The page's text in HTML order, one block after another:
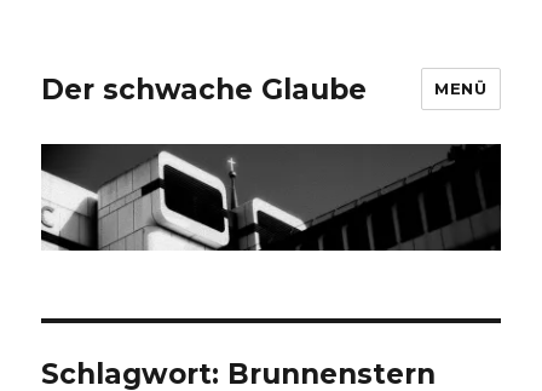
Der schwache Glaube MENÜ
Schlagwort: Brunnenstern